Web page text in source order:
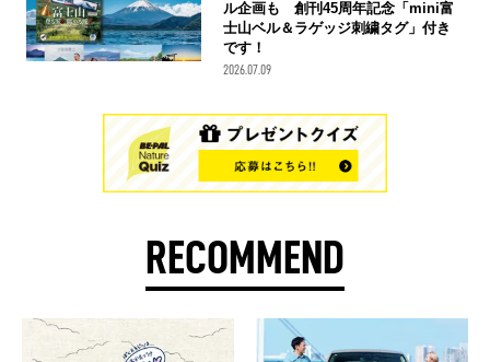
ル企画も 創刊45周年記念「mini富
士山ベル＆ラゲッジ刺繍タグ」付き
です！
2026.07.09
RECOMMEND